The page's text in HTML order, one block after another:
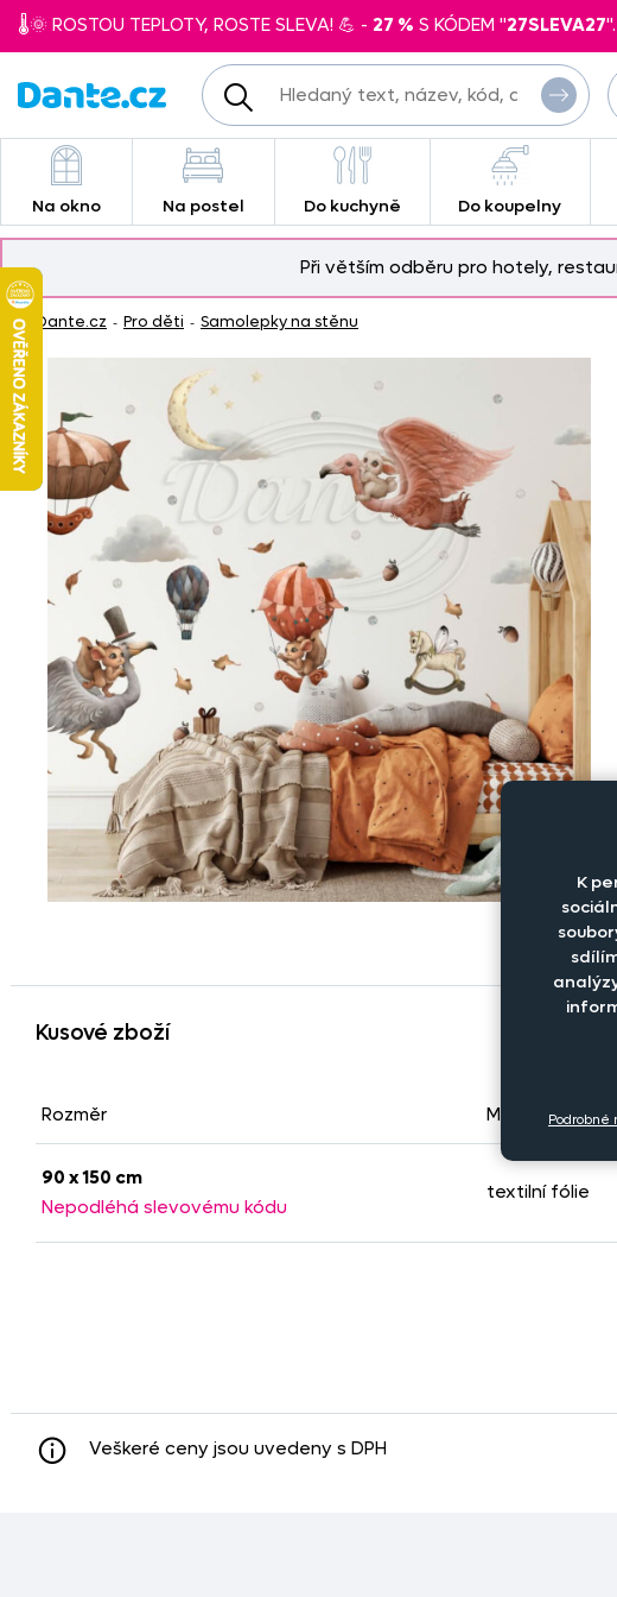
🌡️🌞 ROSTOU TEPLOTY, ROSTE SLEVA! 💪 - 27 % S KÓDEM "27SLEVA27
Na okno Na postel Do kuchyně Do koupelny
Při větším odběru pro hotely,
Dante.cz - Pro děti - Samolepky na stěnu
Kusové zboží
Rozměr Materiál
90 x 150 cm
Nepodléhá slevovému kódu
textilní fólie
Veškeré ceny jsou uvedeny s DPH
K
Podrobné